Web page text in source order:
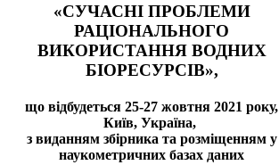
«СУЧАСНІ ПРОБЛЕМИ
РАЦІОНАЛЬНОГО
ВИКОРИСТАННЯ ВОДНИХ
БІОРЕСУРСІВ»,
що відбудеться 25-27 жовтня 2021 року,
Київ, Україна,
з виданням збірника та розміщенням у
наукометричних базах даних